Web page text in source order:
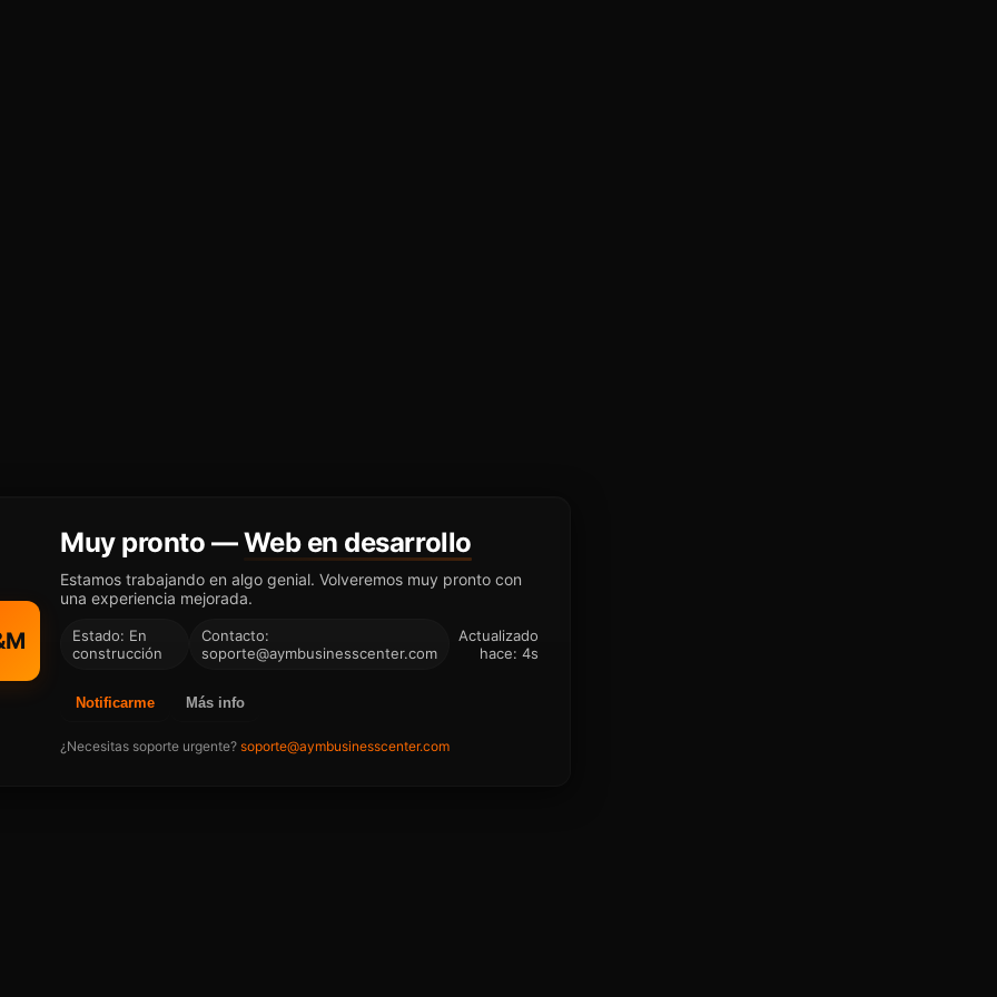
Muy pronto —Web en desarrollo
Estamos trabajando en algo genial. Volveremos muy pronto con
una experiencia mejorada.
Estado: En
construcción
Contacto:
soporte@aymbusinesscenter.com
Actualizado
hace: 4s
Notificarme Más info
¿Necesitas soporte urgente? soporte@aymbusinesscenter.com